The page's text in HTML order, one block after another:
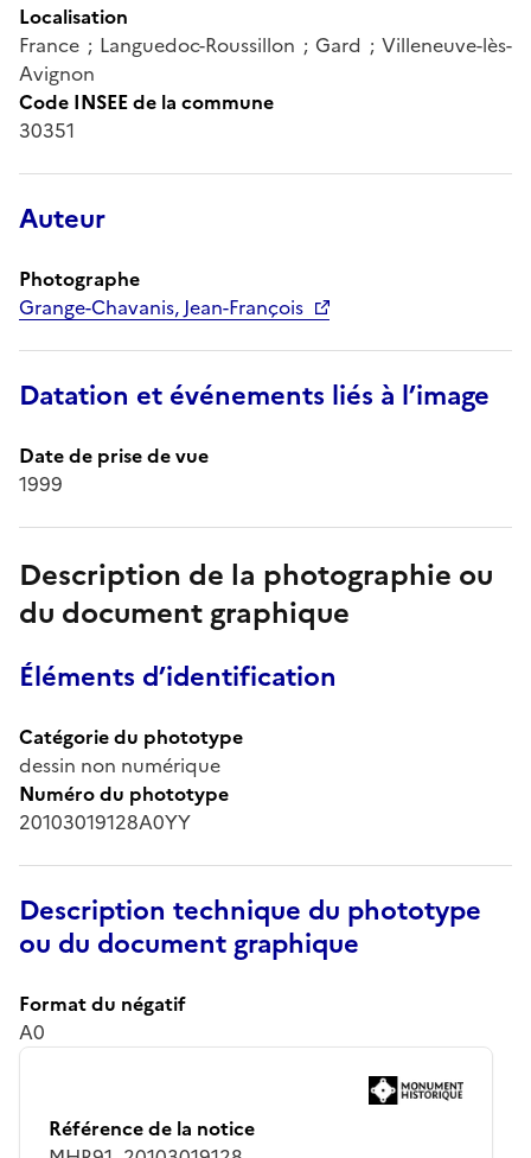
Localisation
France ; Languedoc-Roussillon ; Gard ; Villeneuve-lès-
Avignon
Code INSEE de la commune
30351
Auteur
Photographe
Grange-Chavanis, Jean-François
Datation et événements liés à l’image
Date de prise de vue
1999
Description de la photographie ou
du document graphique
Éléments d’identification
Catégorie du phototype
dessin non numérique
Numéro du phototype
20103019128A0YY
Description technique du phototype
ou du document graphique
Format du négatif
A0
Référence de la notice